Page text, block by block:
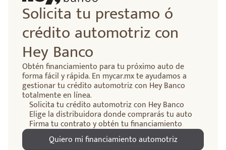
Solicita tu prestamo ó
crédito automotriz con
Hey Banco
Obtén financiamiento para tu próximo auto de
forma fácil y rápida. En mycar.mx te ayudamos a
gestionar tu crédito automotriz con Hey Banco
totalmente en línea.
Solicita tu crédito automotriz con Hey Banco
Elige la distribuidora donde comprarás tu auto
Firma tu contrato y obtén tu financiamiento
Quiero mi financiamiento automotriz